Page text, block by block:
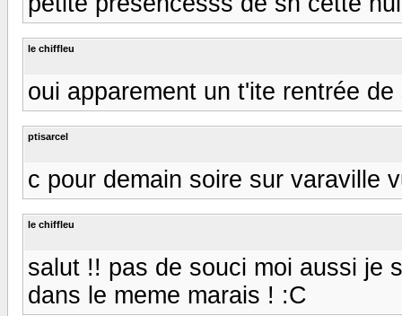
le chiffleu
oui apparement un t'ite rentrée
ptisarcel
c pour demain soire sur varaville
le chiffleu
salut !! pas de souci moi aussi je
dans le meme marais ! :C